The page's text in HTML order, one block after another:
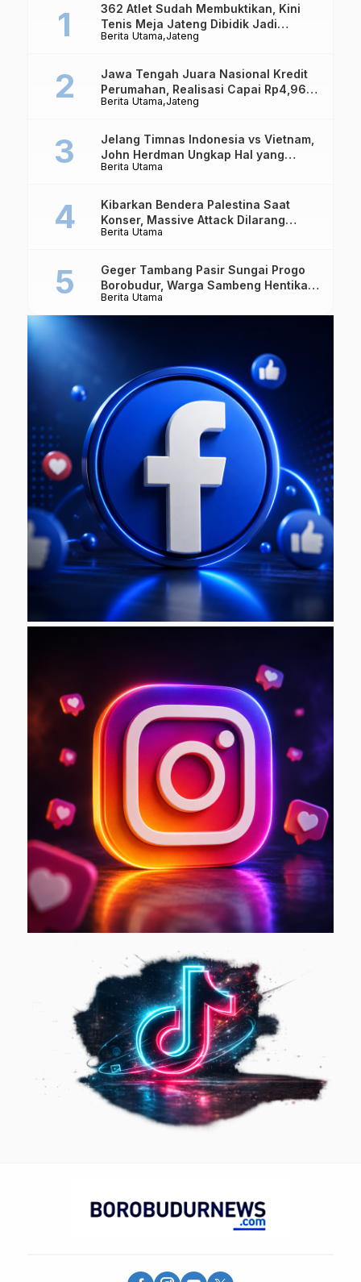
Berita Utama Jateng
362 Atlet Sudah Membuktikan, Kini
Tenis Meja Jateng Dibidik Jadi
Kekuatan Nasional
Berita Utama Jateng
Jawa Tengah Juara Nasional Kredit
Perumahan, Realisasi Capai Rp4,96
Triliun
Berita Utama
Jelang Timnas Indonesia vs Vietnam,
John Herdman Ungkap Hal yang
Dipertaruhkan
Berita Utama
Kibarkan Bendera Palestina Saat
Konser, Massive Attack Dilarang
Masuk Singapura Lagi
Berita Utama
Geger Tambang Pasir Sungai Progo
Borobudur, Warga Sambeng Hentikan
Alat Berat dan Usir Truk